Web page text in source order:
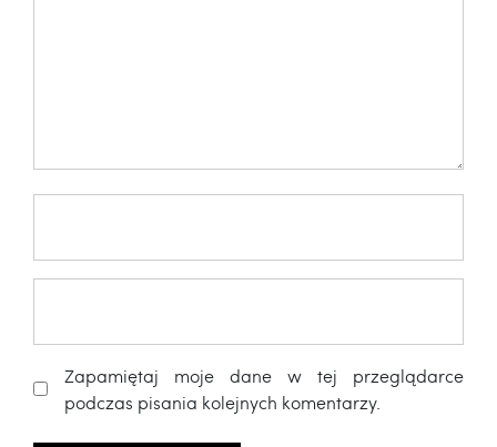
Zapamiętaj moje dane w tej przeglądarce
podczas pisania kolejnych komentarzy.